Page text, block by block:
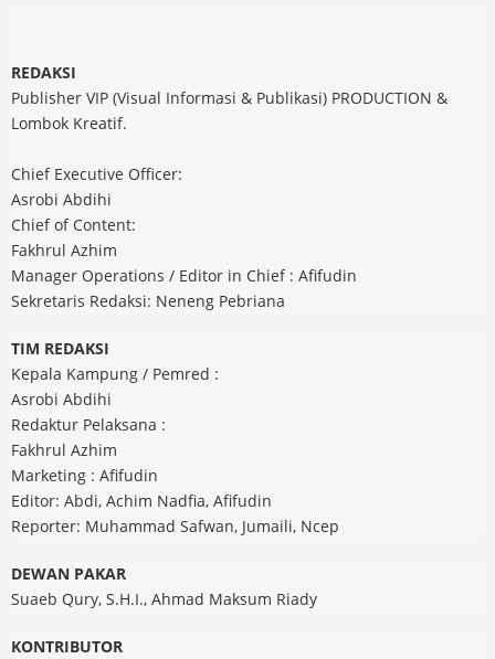
REDAKSI
Publisher VIP (Visual Informasi & Publikasi) PRODUCTION &
Lombok Kreatif.
Chief Executive Officer:
Asrobi Abdihi
Chief of Content:
Fakhrul Azhim
Manager Operations / Editor in Chief : Afifudin
Sekretaris Redaksi: Neneng Pebriana
TIM REDAKSI
Kepala Kampung / Pemred :
Asrobi Abdihi
Redaktur Pelaksana :
Fakhrul Azhim
Marketing : Afifudin
Editor: Abdi, Achim Nadfia, Afifudin
Reporter: Muhammad Safwan, Jumaili, Ncep
DEWAN PAKAR
Suaeb Qury, S.H.I., Ahmad Maksum Riady
KONTRIBUTOR